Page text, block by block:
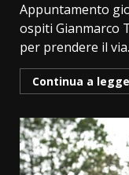
Appuntamento
ospiti Gianmarco
per prendere il
Continua a